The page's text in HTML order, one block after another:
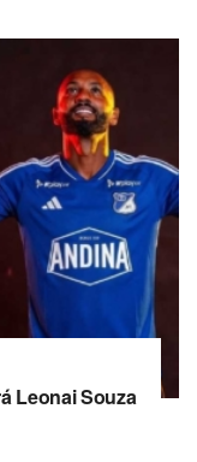
Leonai Souza